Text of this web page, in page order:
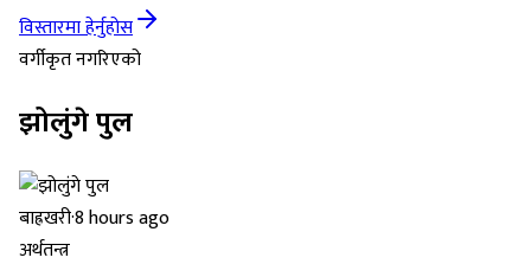
विस्तारमा हेर्नुहोस
वर्गीकृत नगरिएको
झोलुंगे पुल
बाह्रखरी·8 hours ago
अर्थतन्त्र